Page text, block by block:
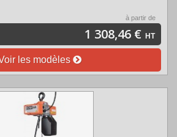
à partir de
1 308,46 € HT
les modèles